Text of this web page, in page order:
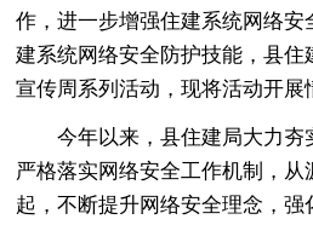
作，进一步增强住建系统网络安
建系统网络安全防护技能，县住
宣传周系列活动，现将活动开展
今年以来，县住建局大力夯
严格落实网络安全工作机制，从
起，不断提升网络安全理念，强